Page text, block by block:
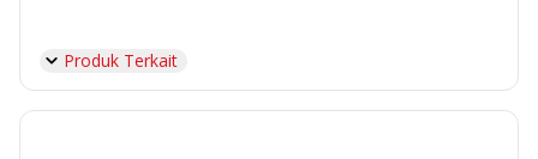
Produk Terkait